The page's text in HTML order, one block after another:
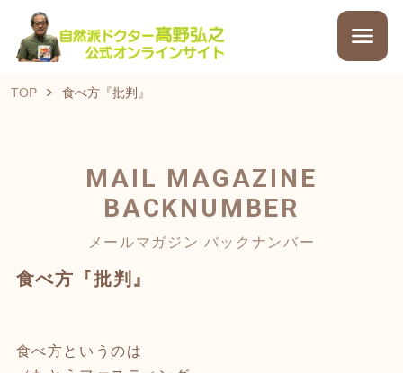
TOP 食べ方『批判』
MAIL MAGAZINE
BACKNUMBER
メールマガジン バックナンバー
食べ方『批判』
食べ方というのは